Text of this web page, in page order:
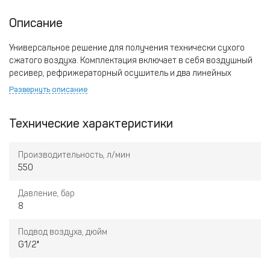
Описание
Универсальное решение для получения технически сухого
сжатого воздуха. Комплектация включает в себя воздушный
ресивер, рефрижераторный осушитель и два линейных
фильтра.
• Электрический блок управления.
• Трансмиссионные ремни.
• Электрический вентилятор.
• Рефрижераторный осушитель.
• Линейные фильтры предварительной и тонкой очистки.
Развернуть описание
Технические характеристики
Производительность, л/мин
550
Давление, бар
8
Подвод воздуха, дюйм
G1/2"